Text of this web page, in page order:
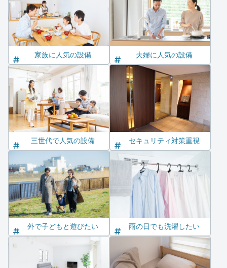
家族に人気の設備 夫婦に人気の設備
三世代で人気の設備 セキュリティ対策重視
外で子どもと遊びたい 雨の日でも洗濯したい